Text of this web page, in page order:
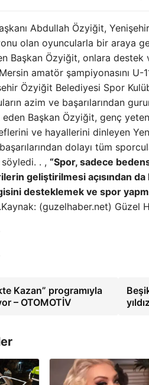
Abdullah Özyiğit,
olan oyuncularla bir araya
Başkan Özyiğit, onlara
amatör şampiyonasını
Özyiğit Belediyesi Spor
azim ve başarılarından
eden Başkan Özyiğit, genç
ve hayallerini dinleyen
dolayı tüm
. , “Spor, sadece
geliştirilmesi açısından
desteklemek ve spor
(guzelhaber.net) Güzel
Kazan” programıyla
– OTOMOTİV